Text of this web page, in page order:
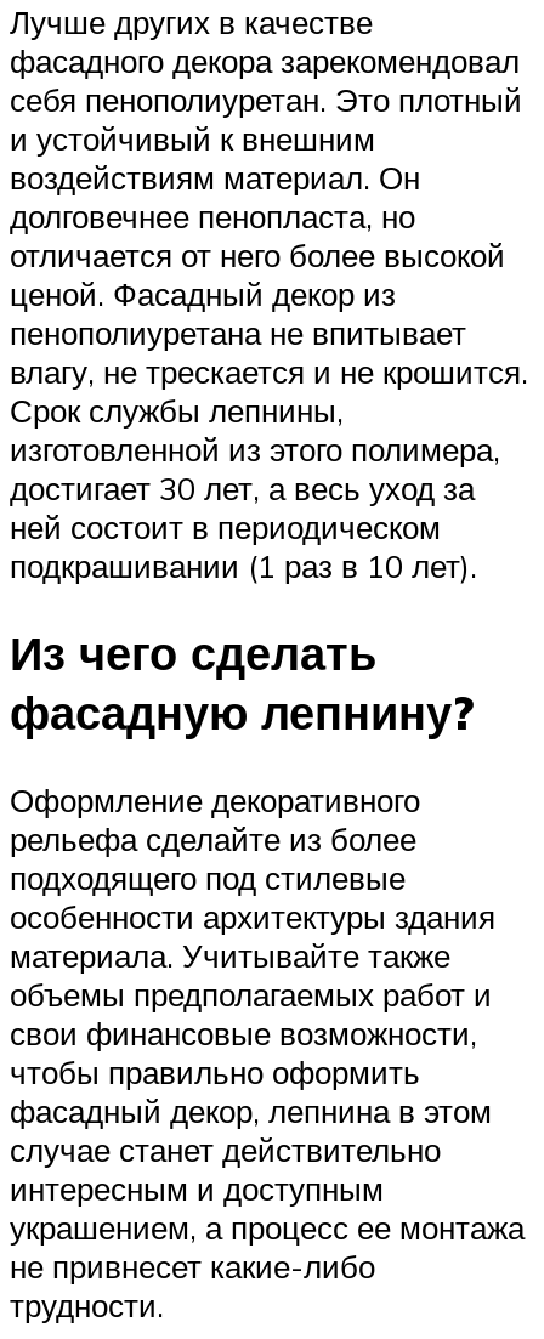
Лучше других в качестве
фасадного декора зарекомендовал
себя пенополиуретан. Это плотный
и устойчивый к внешним
воздействиям материал. Он
долговечнее пенопласта, но
отличается от него более высокой
ценой. Фасадный декор из
пенополиуретана не впитывает
влагу, не трескается и не крошится.
Срок службы лепнины,
изготовленной из этого полимера,
достигает 30 лет, а весь уход за
ней состоит в периодическом
подкрашивании (1 раз в 10 лет).
Из чего сделать
фасадную лепнину?
Оформление декоративного
рельефа сделайте из более
подходящего под стилевые
особенности архитектуры здания
материала. Учитывайте также
объемы предполагаемых работ и
свои финансовые возможности,
чтобы правильно оформить
фасадный декор, лепнина в этом
случае станет действительно
интересным и доступным
украшением, а процесс ее монтажа
не привнесет какие-либо
трудности.